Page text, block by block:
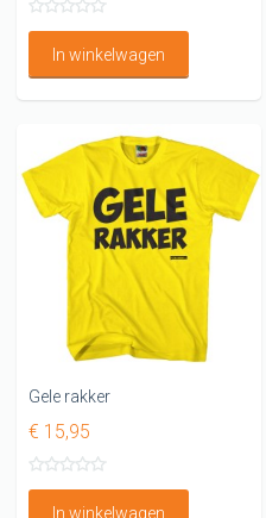
In winkelwagen
Gele rakker
€ 15,95
In winkelwagen